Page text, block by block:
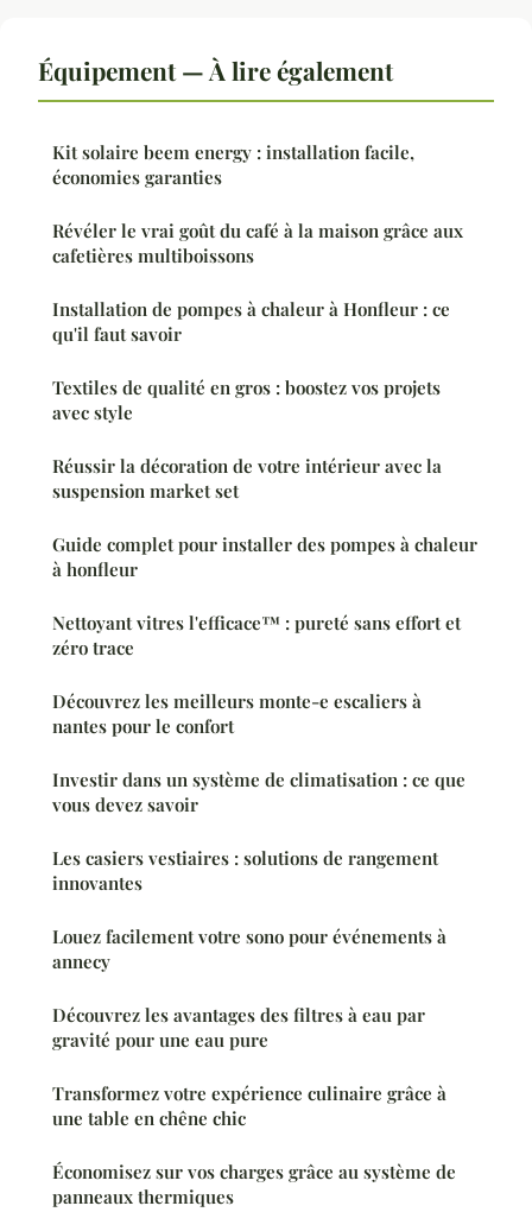
Équipement — À lire également
Kit solaire beem energy : installation facile,
économies garanties
Révéler le vrai goût du café à la maison grâce aux
cafetières multiboissons
Installation de pompes à chaleur à Honfleur : ce
qu'il faut savoir
Textiles de qualité en gros : boostez vos projets
avec style
Réussir la décoration de votre intérieur avec la
suspension market set
Guide complet pour installer des pompes à chaleur
à honfleur
Nettoyant vitres l'efficace™ : pureté sans effort et
zéro trace
Découvrez les meilleurs monte-e escaliers à
nantes pour le confort
Investir dans un système de climatisation : ce que
vous devez savoir
Les casiers vestiaires : solutions de rangement
innovantes
Louez facilement votre sono pour événements à
annecy
Découvrez les avantages des filtres à eau par
gravité pour une eau pure
Transformez votre expérience culinaire grâce à
une table en chêne chic
Économisez sur vos charges grâce au système de
panneaux thermiques